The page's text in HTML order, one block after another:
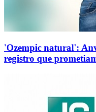
'Ozempic natural':
registro que